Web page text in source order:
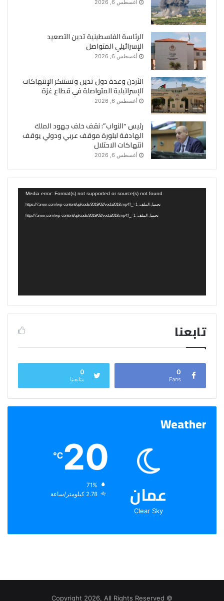
أغسطس 6, 2026
الرئاسة الفلسطينية تدين التصعيد
الإسرائيلي المتواصل
أغسطس 6, 2026
الأردن وعدة دول تدين وتستنكر الإنتهاكات
الإسرائيلية المتواصلة في قطاع غزة
أغسطس 6, 2026
رئيس “النواب”: نقف خلف جهود الملك
الهادفة لبلورة موقف عربي ودولي يوقف
انتهاكات الاحتلال
أغسطس 6, 2026
Media error: Format(s) not supported or source(s) not found
تحميل الملف: https://7areer.com/wp-content/uploads/2019/02/voda2018.mp4?_=1
تحميل الملف: http://7areer.com/wp-content/uploads/2019/02/voda2018.mp4?_=1
تابعنا
0
Fans
0
متابعينا
Weather
عمان
Clear Sky
20
℃
الرطوبة:
الرياح:
© Copyright 2026, All Rights Reserved